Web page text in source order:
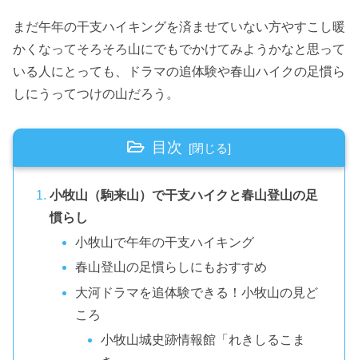
まだ午年の干支ハイキングを済ませていない方やすこし暖
かくなってそろそろ山にでもでかけてみようかなと思って
いる人にとっても、ドラマの追体験や春山ハイクの足慣ら
しにうってつけの山だろう。
目次
小牧山（駒来山）で干支ハイクと春山登山の足
慣らし
小牧山で午年の干支ハイキング
春山登山の足慣らしにもおすすめ
大河ドラマを追体験できる！小牧山の見ど
ころ
小牧山城史跡情報館「れきしるこま